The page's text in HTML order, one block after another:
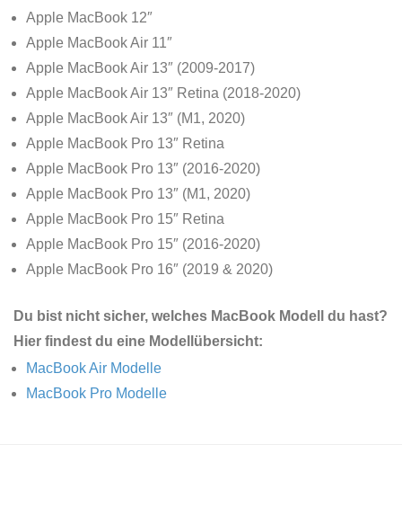
Apple MacBook 12″
Apple MacBook Air 11″
Apple MacBook Air 13″ (2009-2017)
Apple MacBook Air 13″ Retina (2018-2020)
Apple MacBook Air 13″ (M1, 2020)
Apple MacBook Pro 13″ Retina
Apple MacBook Pro 13″ (2016-2020)
Apple MacBook Pro 13″ (M1, 2020)
Apple MacBook Pro 15″ Retina
Apple MacBook Pro 15″ (2016-2020)
Apple MacBook Pro 16″ (2019 & 2020)
Du bist nicht sicher, welches MacBook Modell du hast?
Hier findest du eine Modellübersicht:
MacBook Air Modelle
MacBook Pro Modelle